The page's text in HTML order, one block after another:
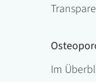
Im